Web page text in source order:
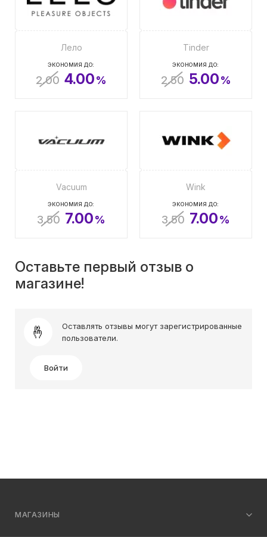
Лело
ЭКОНОМИЯ ДО:
2.00 4.00%
Tinder
ЭКОНОМИЯ ДО:
2.50 5.00%
Vacuum
ЭКОНОМИЯ ДО:
3.50 7.00%
Wink
ЭКОНОМИЯ ДО:
3.50 7.00%
Оставьте первый отзыв о
магазине!
Оставлять отзывы могут зарегистрированные
пользователи.
Войти
МАГАЗИНЫ